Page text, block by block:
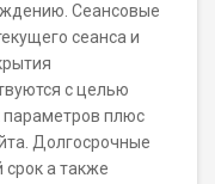
Сеансовые
сеанса и
с целью
плюс
Долгосрочные
а также